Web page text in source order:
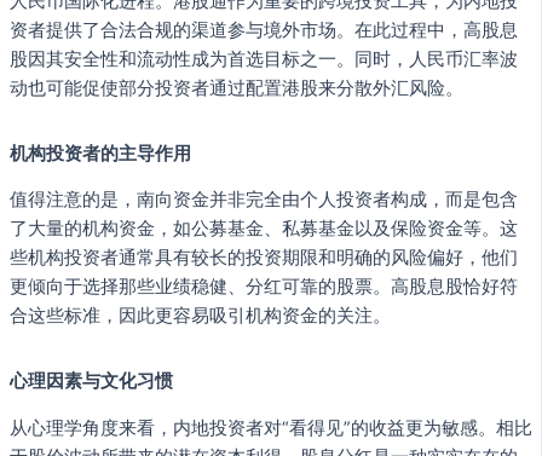
资者提供了合法合规的渠道参与境外市场。在此过程中，高股息
股因其安全性和流动性成为首选目标之一。同时，人民币汇率波
动也可能促使部分投资者通过配置港股来分散外汇风险。
机构投资者的主导作用
值得注意的是，南向资金并非完全由个人投资者构成，而是包含
了大量的机构资金，如公募基金、私募基金以及保险资金等。这
些机构投资者通常具有较长的投资期限和明确的风险偏好，他们
更倾向于选择那些业绩稳健、分红可靠的股票。高股息股恰好符
合这些标准，因此更容易吸引机构资金的关注。
心理因素与文化习惯
从心理学角度来看，内地投资者对“看得见”的收益更为敏感。相比